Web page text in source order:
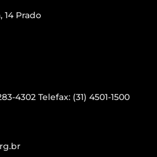
14 Prado
4302 Telefax: (31) 4501-1500